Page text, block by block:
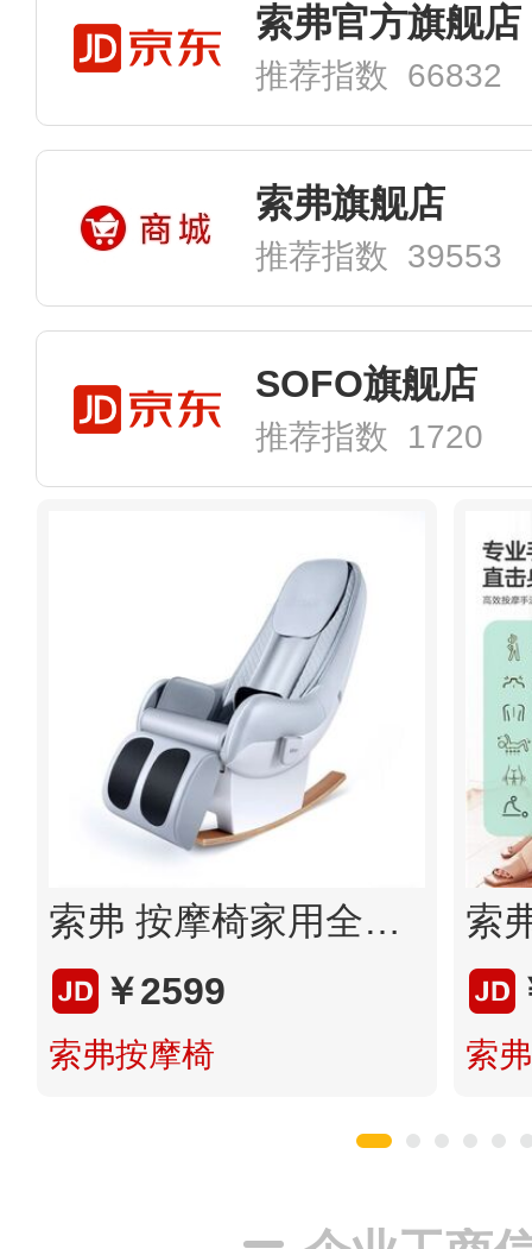
索弗官方旗舰店
推荐指数 66832
索弗旗舰店
推荐指数 39553
SOFO旗舰店
推荐指数 1720
索弗 按摩椅家用全身懒人按摩椅
￥2599
索弗按摩椅 索